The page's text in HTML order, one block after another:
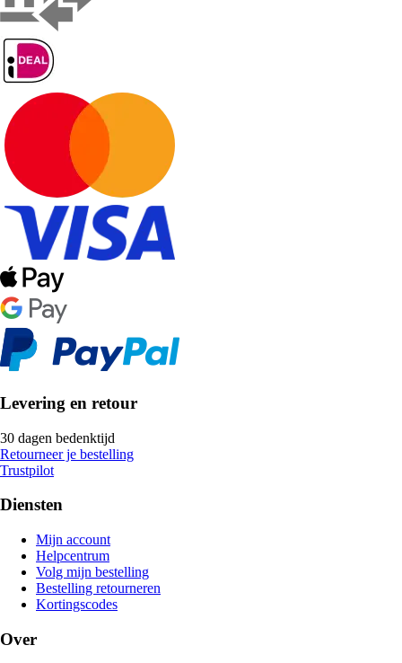
Levering en retour
30 dagen bedenktijd
Retourneer je bestelling
Trustpilot
Diensten
Mijn account
Helpcentrum
Volg mijn bestelling
Bestelling retourneren
Kortingscodes
Over